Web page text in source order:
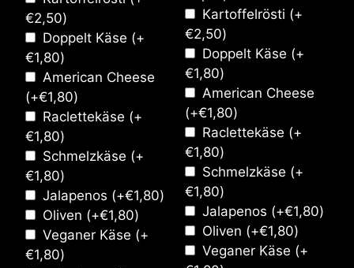
€2,50)
Doppelt Käse (+
€1,80)
American Cheese
(+€1,80)
Raclettekäse (+
€1,80)
Schmelzkäse (+
€1,80)
Jalapenos (+€1,80)
Oliven (+€1,80)
Veganer Käse (+
€1,80)
Kartoffelrösti (+
€2,50)
Doppelt Käse (+
€1,80)
American Cheese
(+€1,80)
Raclettekäse (+
€1,80)
Schmelzkäse (+
€1,80)
Jalapenos (+€1,80)
Oliven (+€1,80)
Veganer Käse (+